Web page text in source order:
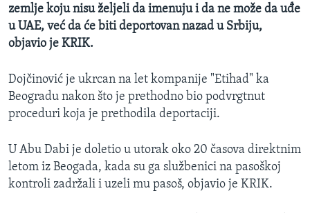
zemlje koju nisu željeli da imenuju i da ne može da uđe
u UAE, već da će biti deportovan nazad u Srbiju,
objavio je KRIK.
Dojčinović je ukrcan na let kompanije "Etihad" ka
Beogradu nakon što je prethodno bio podvrgtnut
proceduri koja je prethodila deportaciji.
U Abu Dabi je doletio u utorak oko 20 časova direktnim
letom iz Beogada, kada su ga službenici na pasoškoj
kontroli zadržali i uzeli mu pasoš, objavio je KRIK.